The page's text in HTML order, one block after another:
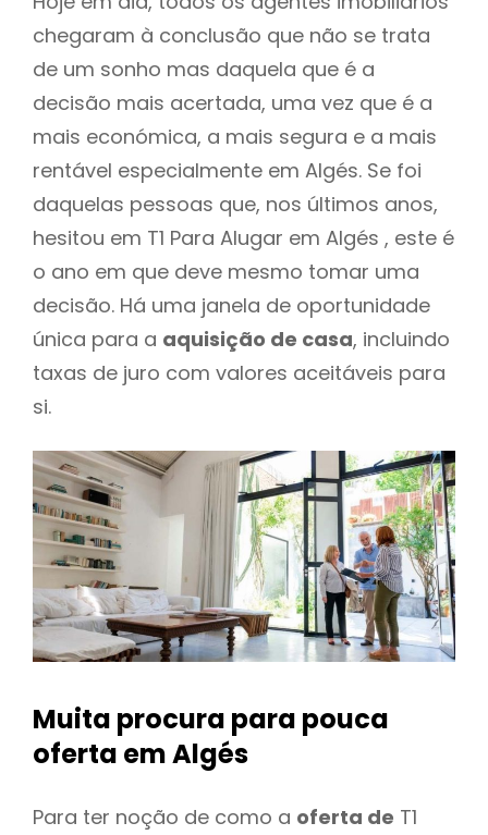
chegaram à conclusão que não se trata
de um sonho mas daquela que é a
decisão mais acertada, uma vez que é a
mais económica, a mais segura e a mais
rentável especialmente em Algés. Se foi
daquelas pessoas que, nos últimos anos,
hesitou em T1 Para Alugar em Algés , este é
o ano em que deve mesmo tomar uma
decisão. Há uma janela de oportunidade
única para a aquisição de casa, incluindo
taxas de juro com valores aceitáveis para
si.
Muita procura para pouca
oferta em Algés
Para ter noção de como a oferta de T1